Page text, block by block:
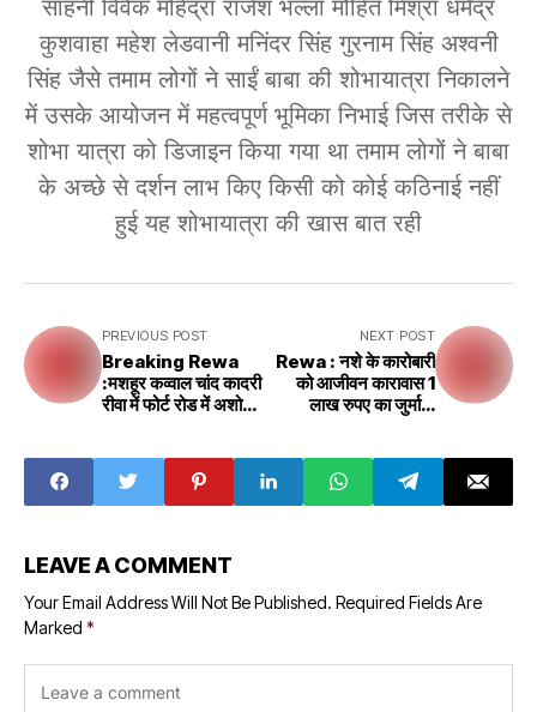
साहनी विवेक महिंद्रा राजेश भल्ला मोहित मिश्रा धर्मेंद्र
कुशवाहा महेश लेडवानी मनिंदर सिंह गुरनाम सिंह अश्वनी
सिंह जैसे तमाम लोगों ने साईं बाबा की शोभायात्रा निकालने
में उसके आयोजन में महत्वपूर्ण भूमिका निभाई जिस तरीके से
शोभा यात्रा को डिजाइन किया गया था तमाम लोगों ने बाबा
के अच्छे से दर्शन लाभ किए किसी को कोई कठिनाई नहीं
हुई यह शोभायात्रा की खास बात रही
PREVIOUS POST
Breaking Rewa
:मशहूर कव्वाल चांद कादरी
रीवा में फोर्ट रोड में अशोक
NEXT POST
Rewa : नशे के कारोबारी
को आजीवन कारावास ₹1
लाख रुपए का जुर्माना
LEAVE A COMMENT
Your Email Address Will Not Be Published. Required Fields Are
Marked *